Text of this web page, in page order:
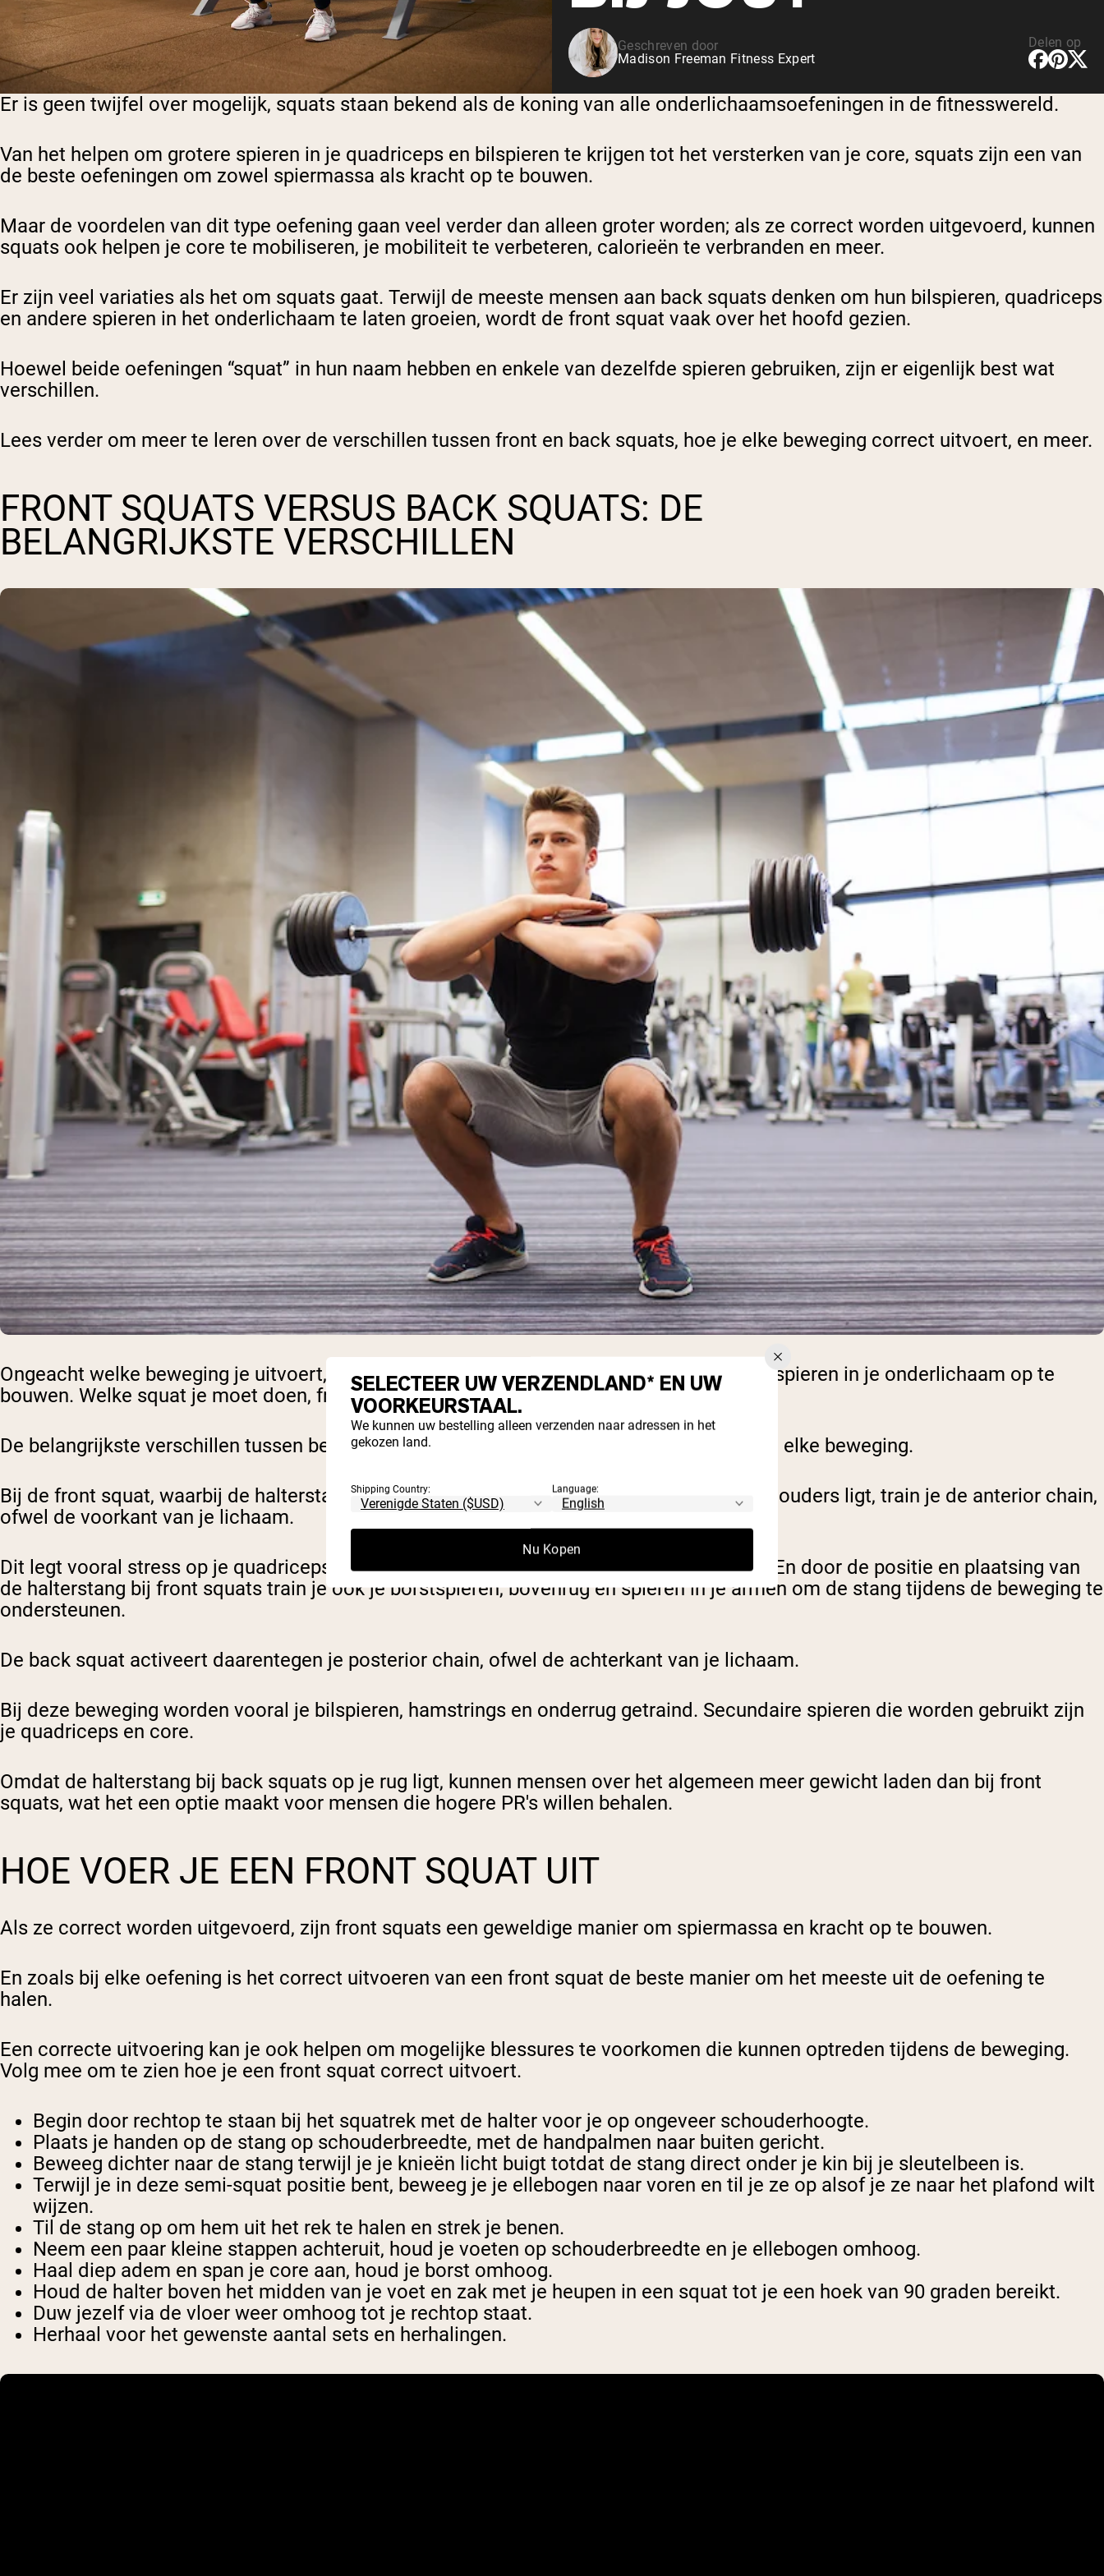
Geschreven door
Madison Freeman Fitness Expert
Delen op
Er is geen twijfel over mogelijk, squats staan bekend als de koning van alle onderlichaamsoefeningen in de fitnesswereld.
Van het helpen om grotere spieren in je quadriceps en bilspieren te krijgen tot het versterken van je core, squats zijn een van
de beste oefeningen om zowel spiermassa als kracht op te bouwen.
Maar de voordelen van dit type oefening gaan veel verder dan alleen groter worden; als ze correct worden uitgevoerd, kunnen
squats ook helpen je core te mobiliseren, je mobiliteit te verbeteren, calorieën te verbranden en meer.
Er zijn veel variaties als het om squats gaat. Terwijl de meeste mensen aan back squats denken om hun bilspieren, quadriceps
en andere spieren in het onderlichaam te laten groeien, wordt de front squat vaak over het hoofd gezien.
Hoewel beide oefeningen “squat” in hun naam hebben en enkele van dezelfde spieren gebruiken, zijn er eigenlijk best wat
verschillen.
Lees verder om meer te leren over de verschillen tussen front en back squats, hoe je elke beweging correct uitvoert, en meer.
FRONT SQUATS VERSUS BACK SQUATS: DE
BELANGRIJKSTE VERSCHILLEN
Ongeacht welke beweging je uitvoert, kan elke soort squat of squatvariatie je helpen om spieren in je onderlichaam op te
bouwen. Welke squat je moet doen, front of back, hangt af van je doelen.
De belangrijkste verschillen tussen beide squats zitten in de positie van de halterstang bij elke beweging.
Bij de front squat, waarbij de halterstang zoals de naam al zegt op de voorkant van je schouders ligt, train je de anterior chain,
ofwel de voorkant van je lichaam.
Dit legt vooral stress op je quadriceps, maar werkt ook je core, bilspieren en hamstrings. En door de positie en plaatsing van
de halterstang bij front squats train je ook je borstspieren, bovenrug en spieren in je armen om de stang tijdens de beweging te
ondersteunen.
De back squat activeert daarentegen je posterior chain, ofwel de achterkant van je lichaam.
Bij deze beweging worden vooral je bilspieren, hamstrings en onderrug getraind. Secundaire spieren die worden gebruikt zijn
je quadriceps en core.
Omdat de halterstang bij back squats op je rug ligt, kunnen mensen over het algemeen meer gewicht laden dan bij front
squats, wat het een optie maakt voor mensen die hogere PR's willen behalen.
HOE VOER JE EEN FRONT SQUAT UIT
Als ze correct worden uitgevoerd, zijn front squats een geweldige manier om spiermassa en kracht op te bouwen.
En zoals bij elke oefening is het correct uitvoeren van een front squat de beste manier om het meeste uit de oefening te
halen.
Een correcte uitvoering kan je ook helpen om mogelijke blessures te voorkomen die kunnen optreden tijdens de beweging.
Volg mee om te zien hoe je een front squat correct uitvoert.
Begin door rechtop te staan bij het squatrek met de halter voor je op ongeveer schouderhoogte.
Plaats je handen op de stang op schouderbreedte, met de handpalmen naar buiten gericht.
Beweeg dichter naar de stang terwijl je je knieën licht buigt totdat de stang direct onder je kin bij je sleutelbeen is.
Terwijl je in deze semi-squat positie bent, beweeg je je ellebogen naar voren en til je ze op alsof je ze naar het plafond wilt
wijzen.
Til de stang op om hem uit het rek te halen en strek je benen.
Neem een paar kleine stappen achteruit, houd je voeten op schouderbreedte en je ellebogen omhoog.
Haal diep adem en span je core aan, houd je borst omhoog.
Houd de halter boven het midden van je voet en zak met je heupen in een squat tot je een hoek van 90 graden bereikt.
Duw jezelf via de vloer weer omhoog tot je rechtop staat.
Herhaal voor het gewenste aantal sets en herhalingen.
SELECTEER UW VERZENDLAND* EN UW
VOORKEURSTAAL.
We kunnen uw bestelling alleen verzenden naar adressen in het
gekozen land.
Shipping Country: Language:
Nu Kopen